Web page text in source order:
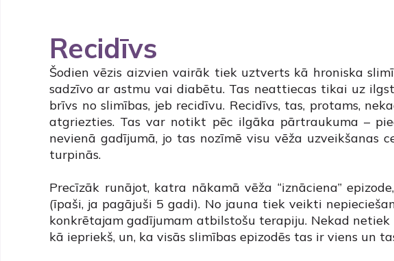
Recidīvs
Šodien vēzis aizvien vairāk tiek uztverts kā hroniska
sadzīvo ar astmu vai diabētu. Tas neattiecas tikai uz
brīvs no slimības, jeb recidīvu. Recidīvs, tas, protams,
atgriezties. Tas var notikt pēc ilgāka pārtraukuma –
nevienā gadījumā, jo tas nozīmē visu vēža uzveikšanas
turpinās.
Precīzāk runājot, katra nākamā vēža “iznāciena”
(īpaši, ja pagājuši 5 gadi). No jauna tiek veikti
konkrētajam gadījumam atbilstošu terapiju. Nekad
kā iepriekš, un, ka visās slimības epizodēs tas ir viens un